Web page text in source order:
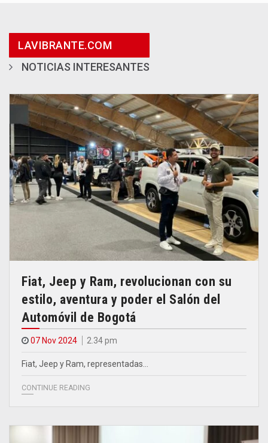
LAVIBRANTE.COM
NOTICIAS INTERESANTES
Fiat, Jeep y Ram, revolucionan con su
estilo, aventura y poder el Salón del
Automóvil de Bogotá
07 Nov 2024 2.34 pm
Fiat, Jeep y Ram, representadas…
CONTINUE READING